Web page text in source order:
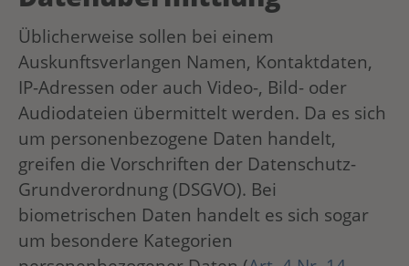
Üblicherweise sollen bei einem
Auskunftsverlangen Namen, Kontaktdaten,
IP-Adressen oder auch Video-, Bild- oder
Audiodateien übermittelt werden. Da es sich
um personenbezogene Daten handelt,
greifen die Vorschriften der Datenschutz-
Grundverordnung (DSGVO). Bei
biometrischen Daten handelt es sich sogar
um besondere Kategorien